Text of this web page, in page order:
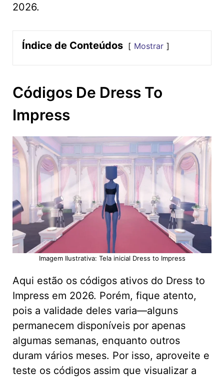
2026.
Índice de Conteúdos Mostrar
Códigos De Dress To
Impress
Imagem Ilustrativa: Tela inicial Dress to Impress
Aqui estão os códigos ativos do Dress to
Impress em 2026. Porém, fique atento,
pois a validade deles varia—alguns
permanecem disponíveis por apenas
algumas semanas, enquanto outros
duram vários meses. Por isso, aproveite e
teste os códigos assim que visualizar a